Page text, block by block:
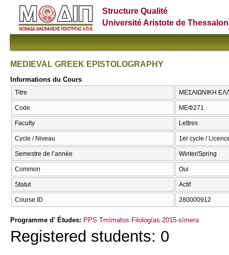
Structure Qualité
Université Aristote de
MEDIEVAL GREEK EPISTOLOGRAPHY
Informations du Cours
Titre ΜΕΣΑΙΩΝΙΚΗ
Code ΜΕΦ271
Faculty Lettres
Cycle / Niveau 1er cycle /
Semestre de l’année Winter/Spring
Common Oui
Statut Actif
Course ID 280000912
Programme d' Études: PPS Tmīmatos Filologías 2015-sīmera
Registered students: 0